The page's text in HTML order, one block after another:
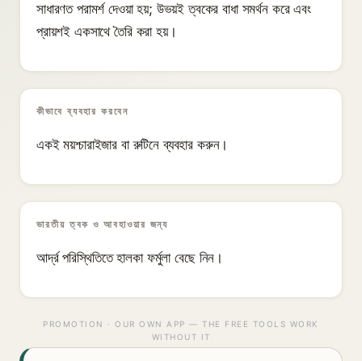
সাধারণত পরামর্শ দেওয়া হয়; উভয়ই ত্বকের বাধা সমর্থন করে এবং
প্রায়শই একসাথে তৈরি করা হয়।
কীভাবে ব্যবহার করবেন
একই ময়শ্চারাইজার বা রুটিনে ব্যবহার করুন।
ভারতীয় ত্বক ও আবহাওয়ার জন্য
আর্দ্র পরিস্থিতিতে হালকা ফর্মুলা বেছে নিন।
PROMOTION · OUR OWN APP — THE FREE TOOLS WORK
WITHOUT IT